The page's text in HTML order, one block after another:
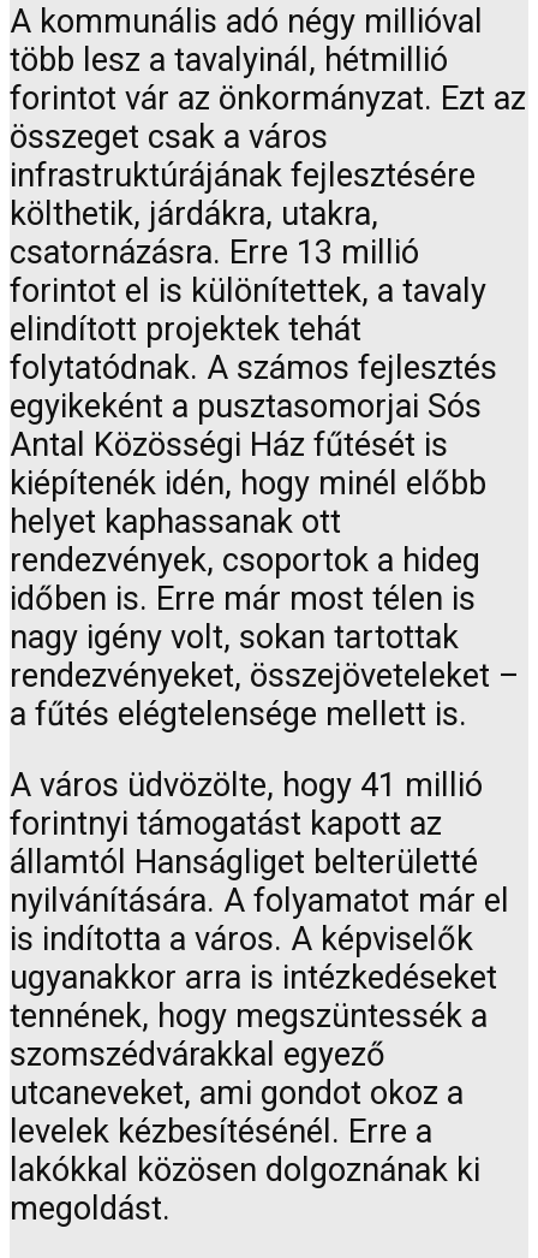
A kommunális adó négy millióval
több lesz a tavalyinál, hétmillió
forintot vár az önkormányzat. Ezt az
összeget csak a város
infrastruktúrájának fejlesztésére
költhetik, járdákra, utakra,
csatornázásra. Erre 13 millió
forintot el is különítettek, a tavaly
elindított projektek tehát
folytatódnak. A számos fejlesztés
egyikeként a pusztasomorjai Sós
Antal Közösségi Ház fűtését is
kiépítenék idén, hogy minél előbb
helyet kaphassanak ott
rendezvények, csoportok a hideg
időben is. Erre már most télen is
nagy igény volt, sokan tartottak
rendezvényeket, összejöveteleket –
a fűtés elégtelensége mellett is.
A város üdvözölte, hogy 41 millió
forintnyi támogatást kapott az
államtól Hanságliget belterületté
nyilvánítására. A folyamatot már el
is indította a város. A képviselők
ugyanakkor arra is intézkedéseket
tennének, hogy megszüntessék a
szomszédvárakkal egyező
utcaneveket, ami gondot okoz a
levelek kézbesítésénél. Erre a
lakókkal közösen dolgoznának ki
megoldást.